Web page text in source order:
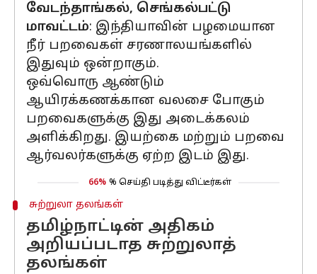
வேடந்தாங்கல், செங்கல்பட்டு
மாவட்டம்: இந்தியாவின் பழமையான
நீர் பறவைகள் சரணாலயங்களில்
இதுவும் ஒன்றாகும்.
ஒவ்வொரு ஆண்டும்
ஆயிரக்கணக்கான வலசை போகும்
பறவைகளுக்கு இது அடைக்கலம்
அளிக்கிறது. இயற்கை மற்றும் பறவை
ஆர்வலர்களுக்கு ஏற்ற இடம் இது.
66% % செய்தி படித்து விட்டீர்கள்
சுற்றுலா தலங்கள்
தமிழ்நாட்டின் அதிகம்
அறியப்படாத சுற்றுலாத்
தலங்கள்